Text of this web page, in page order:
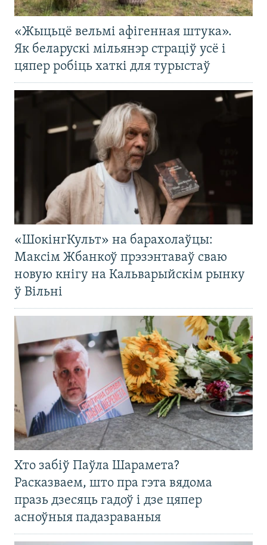
«Жыцьцё вельмі афігенная штука».
Як беларускі мільянэр страціў усё і
цяпер робіць хаткі для турыстаў
«ШокінгКульт» на барахолаўцы:
Максім Жбанкоў прэзэнтаваў сваю
новую кнігу на Кальварыйскім рынку
ў Вільні
Хто забіў Паўла Шарамета?
Расказваем, што пра гэта вядома
празь дзесяць гадоў і дзе цяпер
асноўныя падазраваныя